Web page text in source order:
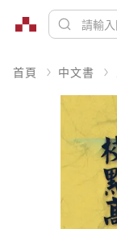
首頁 中文書